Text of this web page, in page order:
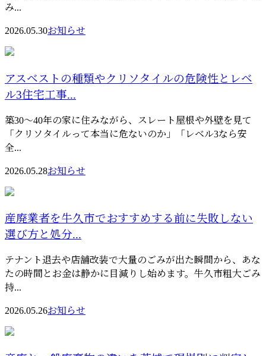
み...
2026.05.30お知らせ
アスベストの種類やクリソタイルの危険性とレベ
ル3住宅工事...
築30〜40年の家に住みながら、スレート屋根や外壁を見て
「クリソタイルって本当に危ないのか」「レベル3なら安
全...
2026.05.28お知らせ
産廃業者を牛久市でおすすめする前に失敗しない
選び方と処分...
テナント退去や店舗改装で大量のごみが出た瞬間から、あな
たの時間とお金は静かに目減りし始めます。牛久市粗大ごみ
持...
2026.05.26お知らせ